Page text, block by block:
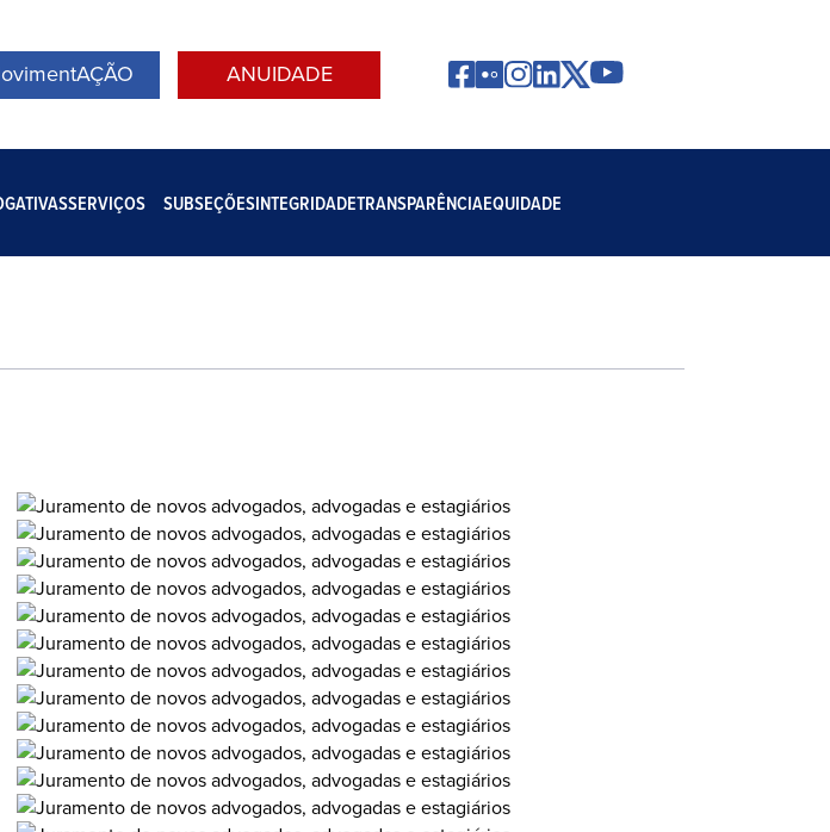
ANUIDADE
SERVIÇOS SUBSEÇÕESINTEGRIDADETRANSPARÊNCIAEQUIDADE